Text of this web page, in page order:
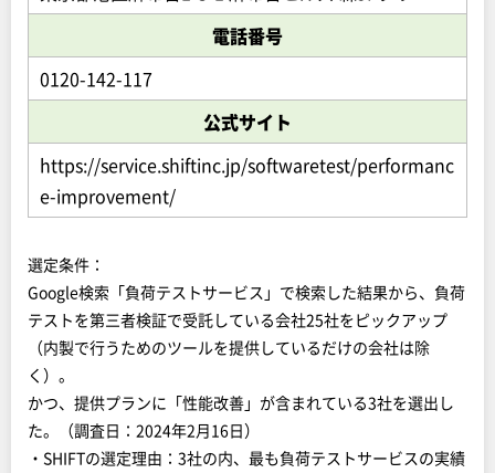
電話番号
0120-142-117
公式サイト
https://service.shiftinc.jp/softwaretest/performanc
e-improvement/
選定条件：
Google検索「負荷テストサービス」で検索した結果から、負荷
テストを第三者検証で受託している会社25社をピックアップ
（内製で行うためのツールを提供しているだけの会社は除
く）。
かつ、提供プランに「性能改善」が含まれている3社を選出し
た。（調査日：2024年2月16日）
・SHIFTの選定理由：3社の内、最も負荷テストサービスの実績